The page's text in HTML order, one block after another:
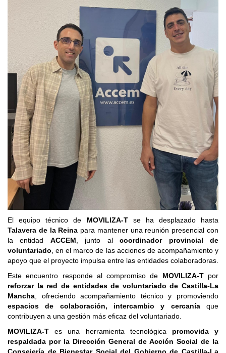
El equipo técnico de MOVILIZA-Tse ha desplazado hasta
Talavera de la Reina para mantener una reunión presencial con
la entidad ACCEM , junto alcoordinador provincial de
voluntariado , en el marco de las acciones de acompañamiento y
apoyo que el proyecto impulsa entre las entidades colaboradoras.
Este encuentro responde al compromiso de MOVILIZA-Tpor
reforzar la red de entidades de voluntariado de Castilla-La
Mancha , ofreciendo acompañamiento técnico y promoviendo
espacios de colaboración, intercambio y cercaníaque
contribuyen a una gestión más eficaz del voluntariado.
MOVILIZA-T es una herramienta tecnológica promovida y
respaldada por la Dirección General de Acción Social de la
Consejería de Bienestar Social del Gobierno de Castilla-La